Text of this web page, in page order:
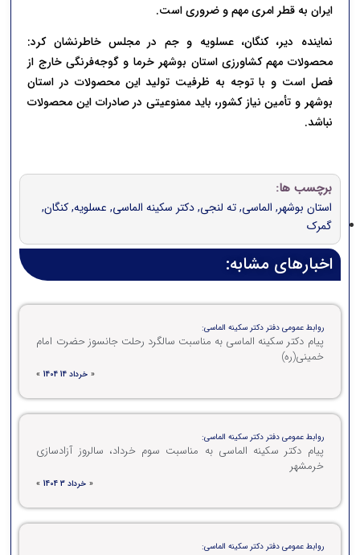
ایران به قطر امری مهم و ضروری است.
نماینده دیر، کنگان، عسلویه و جم در مجلس خاطرنشان کرد:
محصولات مهم کشاورزی استان بوشهر خرما و گوجه‌فرنگی خارج از
فصل است و با توجه به ظرفیت تولید این محصولات در استان
بوشهر و تأمین نیاز کشور، باید ممنوعیتی در صادرات این محصولات
نباشد.
برچسب ها:
استان بوشهر, الماسی,ته لنجی,دکتر سکینه الماسی, عسلویه,کنگان,
گمرک
اخبارهای مشابه:
روابط عمومی دفتر دکتر سکینه الماسی:
پیام دکتر سکینه الماسی به مناسبت سالگرد رحلت جانسوز حضرت امام
خمینی(ره)
« خرداد 14 1404 »
روابط عمومی دفتر دکتر سکینه الماسی:
پیام دکتر سکینه الماسی به مناسبت سوم خرداد، سالروز آزادسازی
خرمشهر
« خرداد 3 1404 »
روابط عمومی دفتر دکتر سکینه الماسی: